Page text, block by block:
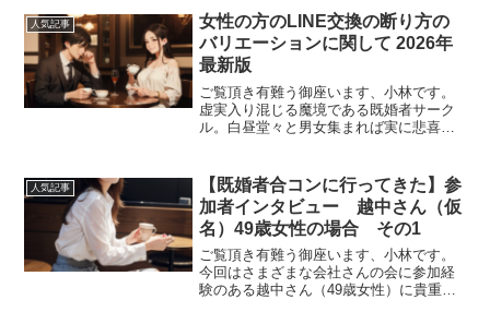
３週に渡ってお届けしておりまして、今
回はその2になります。個...
人気記事
女性の方のLINE交換の断り方の
バリエーションに関して 2026年
最新版
ご覧頂き有難う御座います、小林です。
虚実入り混じる魔境である既婚者サーク
ル。白昼堂々と男女集まれば実に悲喜こ
の一般的な既婚者合コンに参加しており
ますと、席移動の際にLI...
人気記事
【既婚者合コンに行ってきた】参
加者インタビュー 越中さん（仮
名）49歳女性の場合 その1
ご覧頂き有難う御座います、小林です。
今回はさまざまな会社さんの会に参加経
験のある越中さん（49歳女性）に貴重な